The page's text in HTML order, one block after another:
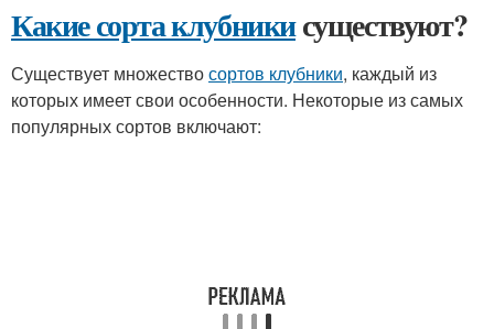
Какие сорта клубникисуществуют?
Существует множествосортов клубники, каждый из
которых имеет свои особенности. Некоторые из самых
популярных сортов включают: